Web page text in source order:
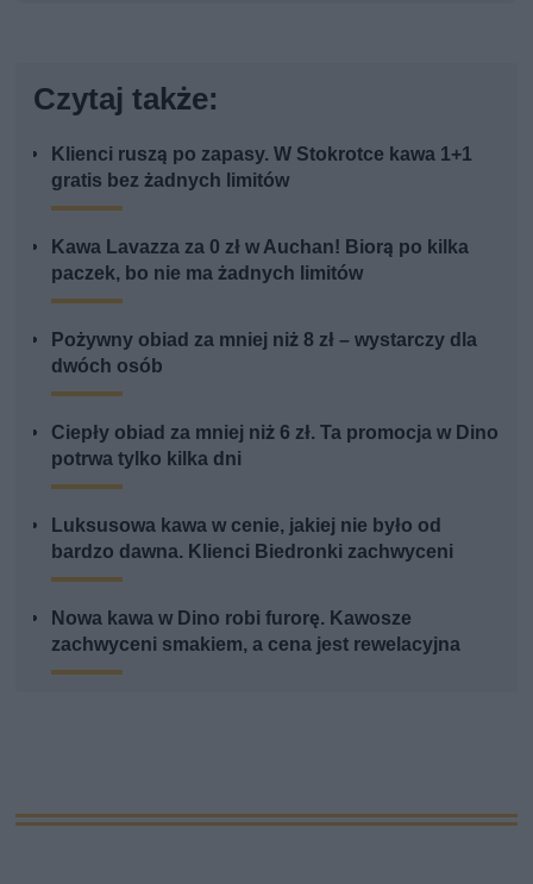
Czytaj także:
Klienci ruszą po zapasy. W Stokrotce kawa 1+1
gratis bez żadnych limitów
Kawa Lavazza za 0 zł w Auchan! Biorą po kilka
paczek, bo nie ma żadnych limitów
Pożywny obiad za mniej niż 8 zł – wystarczy dla
dwóch osób
Ciepły obiad za mniej niż 6 zł. Ta promocja w Dino
potrwa tylko kilka dni
Luksusowa kawa w cenie, jakiej nie było od
bardzo dawna. Klienci Biedronki zachwyceni
Nowa kawa w Dino robi furorę. Kawosze
zachwyceni smakiem, a cena jest rewelacyjna